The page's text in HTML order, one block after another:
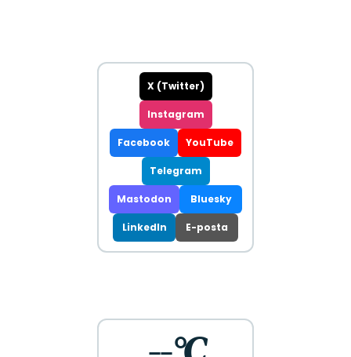
X (Twitter)
Instagram
Facebook YouTube
Telegram
Mastodon Bluesky
LinkedIn E-posta